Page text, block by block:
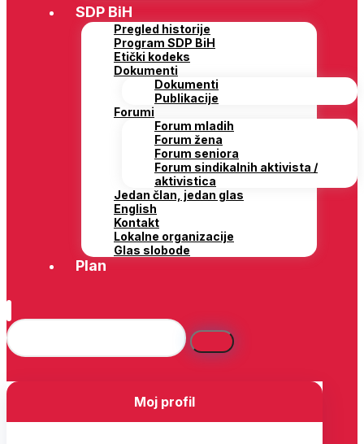
SDP BiH
Pregled historije
Program SDP BiH
Etički kodeks
Dokumenti
Dokumenti
Publikacije
Forumi
Forum mladih
Forum žena
Forum seniora
Forum sindikalnih aktivista /
aktivistica
Jedan član, jedan glas
English
Kontakt
Lokalne organizacije
Glas slobode
Plan
Moj profil